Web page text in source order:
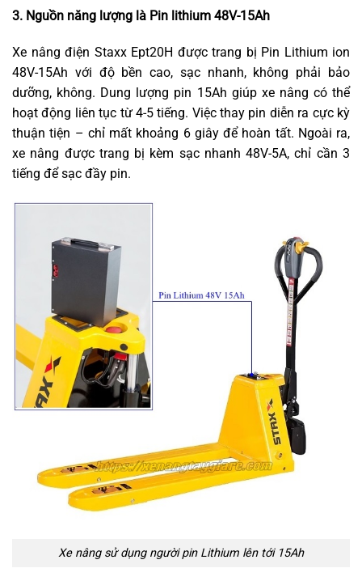
3. Nguồn năng lượng là Pin lithium 48V-15Ah
Xe nâng điện Staxx Ept20H được trang bị Pin Lithium ion
48V-15Ah với độ bền cao, sạc nhanh, không phải bảo
dưỡng, không. Dung lượng pin 15Ah giúp xe nâng có thể
hoạt động liên tục từ 4-5 tiếng. Việc thay pin diễn ra cực kỳ
thuận tiện – chỉ mất khoảng 6 giây để hoàn tất. Ngoài ra,
xe nâng được trang bị kèm sạc nhanh 48V-5A, chỉ cần 3
tiếng để sạc đầy pin.
Xe nâng sử dụng người pin Lithium lên tới 15Ah